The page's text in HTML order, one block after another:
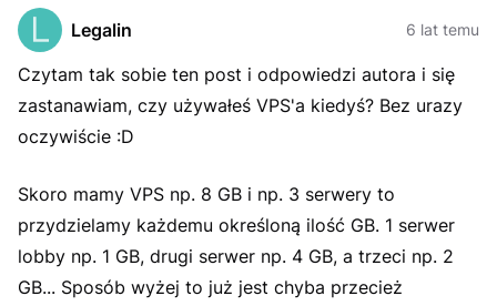
Legalin 6 lat temu
Czytam tak sobie ten post i odpowiedzi autora i się
zastanawiam, czy używałeś VPS'a kiedyś? Bez urazy
oczywiście :D
Skoro mamy VPS np. 8 GB i np. 3 serwery to
przydzielamy każdemu określoną ilość GB. 1 serwer
lobby np. 1 GB, drugi serwer np. 4 GB, a trzeci np. 2
GB... Sposób wyżej to już jest chyba przecież